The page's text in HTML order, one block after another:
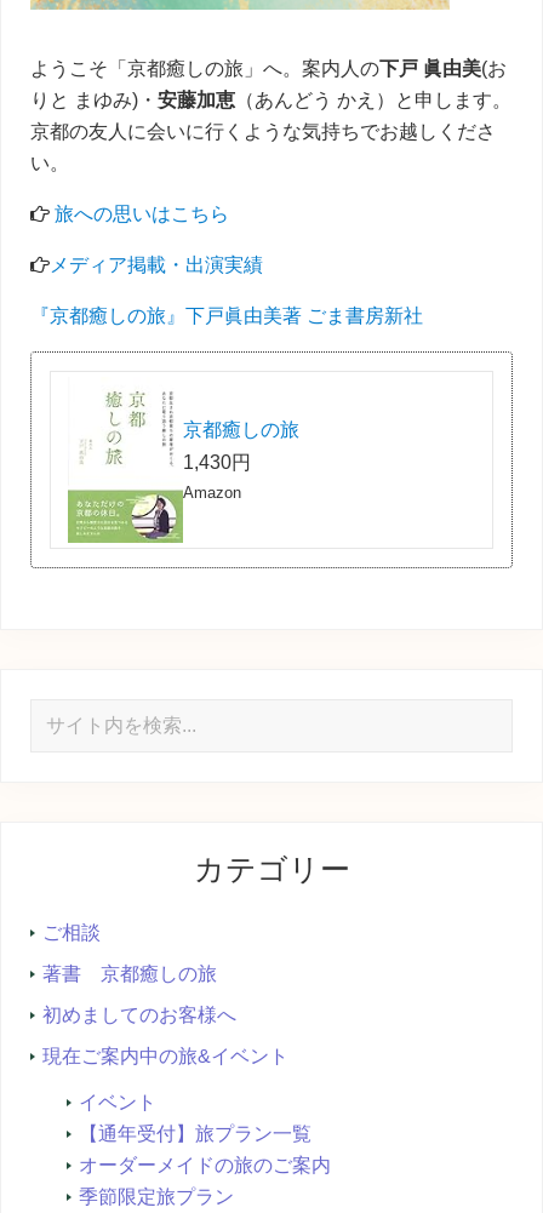
ようこそ「京都癒しの旅」へ。案内人の下戸 眞由美(お
りと まゆみ)・ 安藤加恵 （あんどう かえ）と申します。
京都の友人に会いに行くような気持ちでお越しくださ
い。
旅への思いはこちら
メディア掲載・出演実績
『京都癒しの旅』下戸眞由美著 ごま書房新社
京都癒しの旅
1,430円
Amazon
カテゴリー
ご相談
著書 京都癒しの旅
初めましてのお客様へ
現在ご案内中の旅&イベント
イベント
【通年受付】旅プラン一覧
オーダーメイドの旅のご案内
季節限定旅プラン